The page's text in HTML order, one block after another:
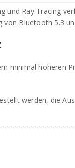
und Ray Tracing
Bluetooth 5.3
minimal höheren
werden, die